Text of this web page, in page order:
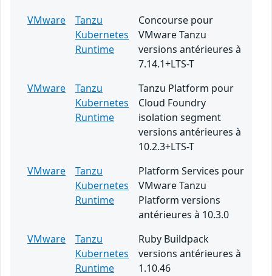
VMware
Tanzu
Kubernetes
Runtime
Concourse pour
VMware Tanzu
versions antérieures à
7.14.1+LTS-T
VMware
Tanzu
Kubernetes
Runtime
Tanzu Platform pour
Cloud Foundry
isolation segment
versions antérieures à
10.2.3+LTS-T
VMware
Tanzu
Kubernetes
Runtime
Platform Services pour
VMware Tanzu
Platform versions
antérieures à 10.3.0
VMware
Tanzu
Kubernetes
Runtime
Ruby Buildpack
versions antérieures à
1.10.46